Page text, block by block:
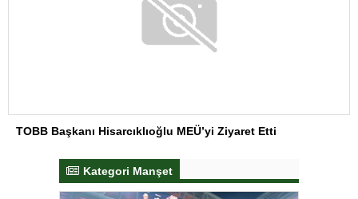
TOBB Başkanı Hisarcıklıoğlu MEÜ’yi Ziyaret Etti
Kategori Manşet